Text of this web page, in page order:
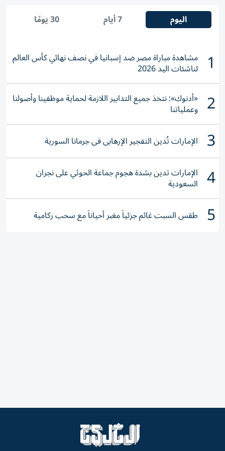
اليوم 7 أيام 30 يومًا
1 مشاهدة مباراة مصر ضد إسبانيا في نصف نهائي كأس العالم
لناشئات اليد 2026
2 «أدنوك»: نتخذ جميع التدابير اللازمة لحماية موظفينا وأصولنا
وعملياتنا
3 الإمارات تُدين التفجير الإرهابي في جرمانا السورية
4 الإمارات تدين بشدة هجوم جماعة الحوثي على نجران
السعودية
5 طقس السبت غائم جزئياً مغبر أحياناً مع سحب ركامية